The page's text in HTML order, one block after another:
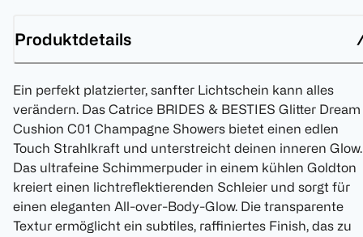
Produktdetails
Ein perfekt platzierter, sanfter Lichtschein kann alles
verändern. Das Catrice BRIDES & BESTIES Glitter Dream
Cushion C01 Champagne Showers bietet einen edlen
Touch Strahlkraft und unterstreicht deinen inneren Glow.
Das ultrafeine Schimmerpuder in einem kühlen Goldton
kreiert einen lichtreflektierenden Schleier und sorgt für
einen eleganten All-over-Body-Glow. Die transparente
Textur ermöglicht ein subtiles, raffiniertes Finish, das zu